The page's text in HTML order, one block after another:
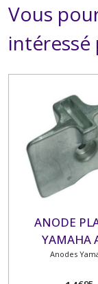
Vous
intéressé
ANODE
YAMAHA
Anodes